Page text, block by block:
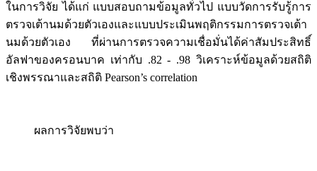
ในการวิจัย ได้แก่ แบบสอบถามข้อมูลทั่วไป แบบวัดการรับรู้การ
ตรวจเต้านมด้วยตัวเองและแบบประเมินพฤติกรรมการตรวจเต้า
นมด้วยตัวเอง ที่ผ่านการตรวจความเชื่อมั่นได้ค่าสัมประสิทธิ์
อัลฟาของครอนบาค เท่ากับ .82 - .98 วิเคราะห์ข้อมูลด้วยสถิติ
เชิงพรรณาและสถิติ Pearson’s correlation
ผลการวิจัยพบว่า